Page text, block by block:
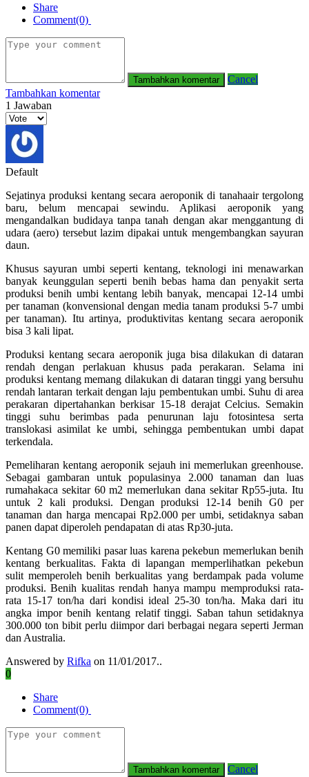
Share
Comment(0)
Cancel
Tambahkan komentar
1 Jawaban
Default
Sejatinya produksi kentang secara aeroponik di tanahaair tergolong
baru, belum mencapai sewindu. Aplikasi aeroponik yang
mengandalkan budidaya tanpa tanah dengan akar menggantung di
udara (aero) tersebut lazim dipakai untuk mengembangkan sayuran
daun.
Khusus sayuran umbi seperti kentang, teknologi ini menawarkan
banyak keunggulan seperti benih bebas hama dan penyakit serta
produksi benih umbi kentang lebih banyak, mencapai 12-14 umbi
per tanaman (konvensional dengan media tanam produksi 5-7 umbi
per tanaman). Itu artinya, produktivitas kentang secara aeroponik
bisa 3 kali lipat.
Produksi kentang secara aeroponik juga bisa dilakukan di dataran
rendah dengan perlakuan khusus pada perakaran. Selama ini
produksi kentang memang dilakukan di dataran tinggi yang bersuhu
rendah lantaran terkait dengan laju pembentukan umbi. Suhu di area
perakaran dipertahankan berkisar 15-18 derajat Celcius. Semakin
tinggi suhu berimbas pada penurunan laju fotosintesa serta
translokasi asimilat ke umbi, sehingga pembentukan umbi dapat
terkendala.
Pemeliharan kentang aeroponik sejauh ini memerlukan greenhouse.
Sebagai gambaran untuk populasinya 2.000 tanaman dan luas
rumahakaca sekitar 60 m2 memerlukan dana sekitar Rp55-juta. Itu
untuk 2 kali produksi. Dengan produksi 12-14 benih G0 per
tanaman dan harga mencapai Rp2.000 per umbi, setidaknya saban
panen dapat diperoleh pendapatan di atas Rp30-juta.
Kentang G0 memiliki pasar luas karena pekebun memerlukan benih
kentang berkualitas. Fakta di lapangan memperlihatkan pekebun
sulit memperoleh benih berkualitas yang berdampak pada volume
produksi. Benih kualitas rendah hanya mampu memproduksi rata-
rata 15-17 ton/ha dari kondisi ideal 25-30 ton/ha. Maka dari itu
angka impor benih kentang relatif tinggi. Saban tahun setidaknya
300.000 ton bibit perlu diimpor dari berbagai negara seperti Jerman
dan Australia.
Answered by Rifka on 11/01/2017..
0
Share
Comment(0)
Cancel